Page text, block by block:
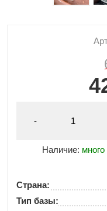
-
Наличие: много
Страна:
Тип базы: